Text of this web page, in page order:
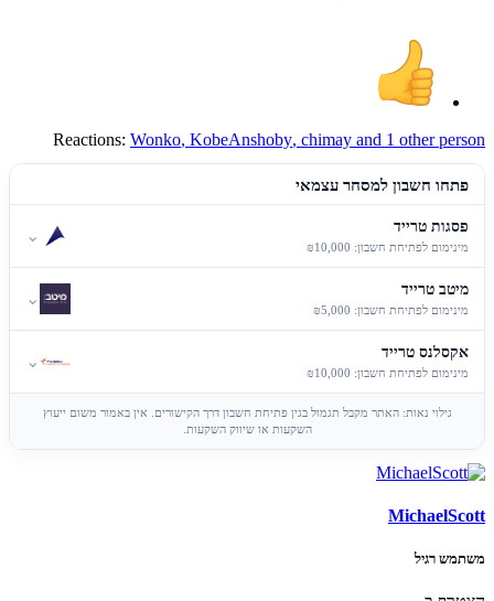
Reactions: Wonko, KobeAnshoby, chimay and 1 other person
פתחו חשבון למסחר עצמאי
פסגות טרייד
מינימום לפתיחת חשבון: ₪10,000
⌄
מיטב טרייד
מינימום לפתיחת חשבון: ₪5,000
⌄
אקסלנס טרייד
מינימום לפתיחת חשבון: ₪10,000
⌄
גילוי נאות: האתר מקבל תגמול בגין פתיחת חשבון דרך הקישורים. אין באמור משום ייעוץ
השקעות או שיווק השקעות.
MichaelScott
משתמש רגיל